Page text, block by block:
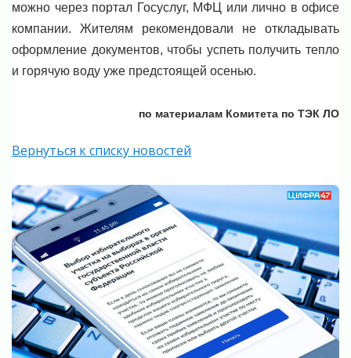
можно через портал Госуслуг, МФЦ или лично в офисе
компании. Жителям рекомендовали не откладывать
оформление документов, чтобы успеть получить тепло
и горячую воду уже предстоящей осенью.
по материалам Комитета по ТЭК ЛО
Вернуться к списку новостей